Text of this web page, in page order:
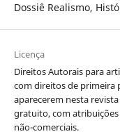
Dossiê Realismo,
Licença
Direitos Autorais para
com direitos de primeira
aparecerem nesta
gratuito, com atribuições
não-comerciais.